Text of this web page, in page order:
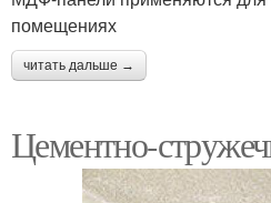
помещениях
читать дальше →
Цементно-